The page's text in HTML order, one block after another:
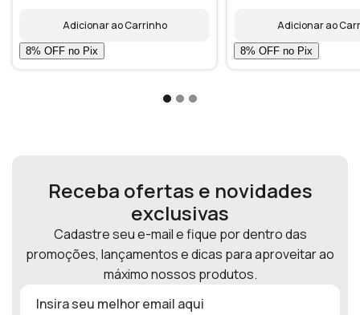
Adicionar ao Carrinho Adicionar ao
Receba ofertas e novidades
exclusivas
Cadastre seu e-mail e fique por dentro das
promoções, lançamentos e dicas para aproveitar ao
máximo nossos produtos.